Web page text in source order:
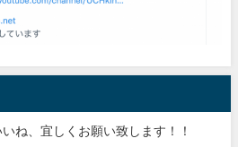
ね、宜しくお願い致します！！